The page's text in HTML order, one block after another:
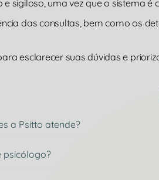
e sigiloso, uma vez que o sistema é
das consultas, bem como os
esclarecer suas dúvidas e
a Psitto atende?
psicólogo?